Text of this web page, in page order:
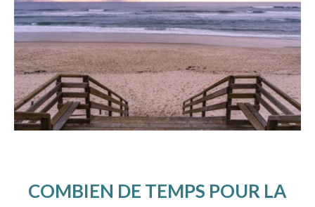
COMBIEN DE TEMPS POUR LA